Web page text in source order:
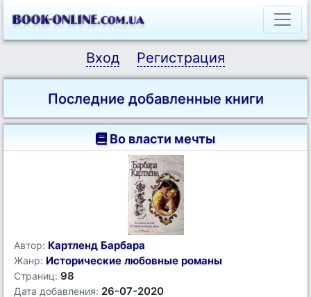
Вход Регистрация
Последние добавленные книги
Во власти мечты
Автор: Картленд Барбара
Жанр: Исторические любовные романы
Страниц: 98
Дата добавления: 26-07-2020